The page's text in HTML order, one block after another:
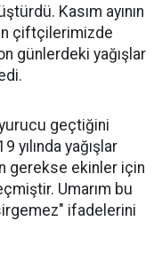
Kasım ayının
çiftçilerimizde
günlerdeki yağışlar
geçtiğini
yılında yağışlar
gerekse ekinler için
Umarım bu
ifadelerini